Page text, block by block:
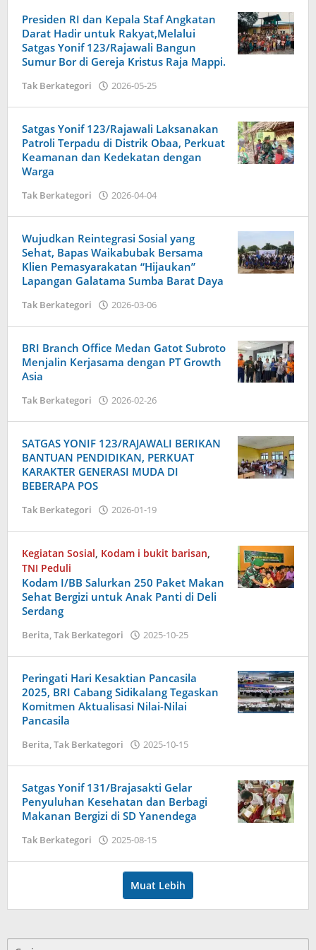
Presiden RI dan Kepala Staf Angkatan
Darat Hadir untuk Rakyat,Melalui
Satgas Yonif 123/Rajawali Bangun
Sumur Bor di Gereja Kristus Raja Mappi.
Tak Berkategori 2026-05-25
Satgas Yonif 123/Rajawali Laksanakan
Patroli Terpadu di Distrik Obaa, Perkuat
Keamanan dan Kedekatan dengan
Warga
Tak Berkategori 2026-04-04
Wujudkan Reintegrasi Sosial yang
Sehat, Bapas Waikabubak Bersama
Klien Pemasyarakatan “Hijaukan”
Lapangan Galatama Sumba Barat Daya
Tak Berkategori 2026-03-06
BRI Branch Office Medan Gatot Subroto
Menjalin Kerjasama dengan PT Growth
Asia
Tak Berkategori 2026-02-26
SATGAS YONIF 123/RAJAWALI BERIKAN
BANTUAN PENDIDIKAN, PERKUAT
KARAKTER GENERASI MUDA DI
BEBERAPA POS
Tak Berkategori 2026-01-19
Kegiatan Sosial, Kodam i bukit barisan,
TNI Peduli
Kodam I/BB Salurkan 250 Paket Makan
Sehat Bergizi untuk Anak Panti di Deli
Serdang
Berita,Tak Berkategori 2025-10-25
Peringati Hari Kesaktian Pancasila
2025, BRI Cabang Sidikalang Tegaskan
Komitmen Aktualisasi Nilai-Nilai
Pancasila
Berita,Tak Berkategori 2025-10-15
Satgas Yonif 131/Brajasakti Gelar
Penyuluhan Kesehatan dan Berbagi
Makanan Bergizi di SD Yanendega
Tak Berkategori 2025-08-15
Muat Lebih